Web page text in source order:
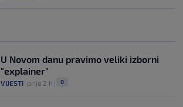
U Novom danu pravimo veliki izborni
"explainer"
VIJESTI prije 2 h 0